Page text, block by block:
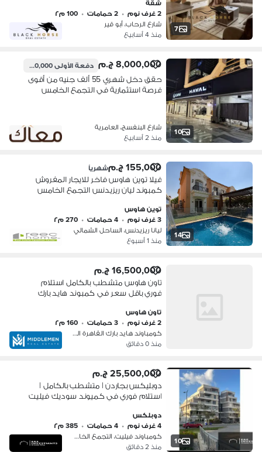
7
شقة
2 غرف نوم
• 2 حمامات • 100 م٢
شارع الرحاب، أبو قير
منذ 4 أسابيع
10
8,000,000 ج.م دفعة الأولى4,000,000 ج.م
حقق دخل شهري 55 ألف جنيه من أقوى
فرصة استثمارية في التجمع الخامس
شارع البنفسج، العامرية
منذ 2 أسابيع
14
155,000 ج.م شهرياً
فيلا توين هاوس فاخر للايجار المفروش
كمبوند ليان ريزيدنس التجمع الخامس
بدرسينج
توين هاوس
3 غرف نوم
• 4 حمامات • 270 م٢
ليانا ريزيدنس، الساحل الشمالي
منذ 1 أسبوع
16,500,000 ج.م
تاون هاوس متشطب بالكامل استلام
فوري باقل سعر في كمبوند هايد بارك
تاون هاوس
2 غرف نوم
• 3 حمامات • 160 م٢
كومباوند هايد بارك القاهرة الجديدة،…
منذ 0 دقائق
10
25,500,000 ج.م
دوبليكس بجاردن | متشطب بالكامل |
استلام فوري في كميوند سوديك فيليت
دوبلكس
4 غرف نوم
• 4 حمامات • 385 م٢
كومباوند فيليت، التجمع الخامس
منذ 2 دقائق